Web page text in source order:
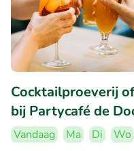
Cocktailproeverij
bij Partycafé de
Vandaag Ma Di Wo